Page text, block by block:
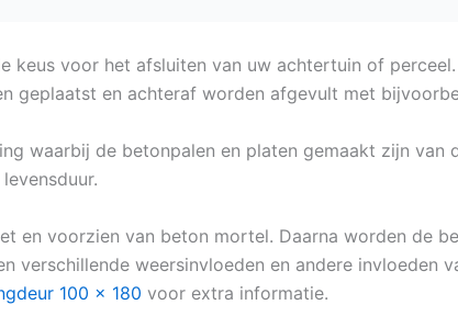
keus voor het afsluiten van uw achtertuin of
geplaatst en achteraf worden afgevult met
waarbij de betonpalen en platen gemaakt zijn
en voorzien van beton mortel. Daarna worden de
verschillende weersinvloeden en andere invloeden
100 x 180 voor extra informatie.